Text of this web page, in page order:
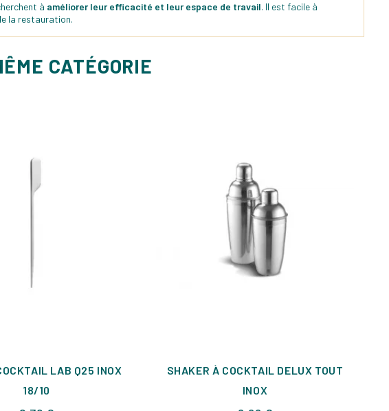
à améliorer leur efficacité et leur espace de travail. Il est facile à
la restauration.
CATÉGORIE
LAB Q25 INOX
18/10
SHAKER À COCKTAIL DELUX TOUT
INOX